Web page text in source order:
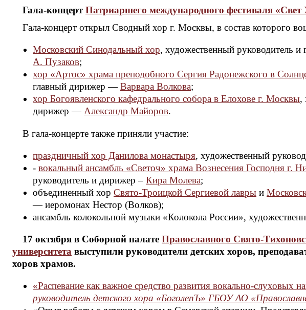
Гала-концертПатриаршего международного фестиваля «Свет
Гала-концерт открыл Сводный хор г. Москвы, в состав которого
Московский Cинодальный хор, художественный руководитель
А. Пузаков;
хор «Артос» храма преподобного Сергия Радонежского в
главный дирижер —Варвара Волкова;
хор Богоявленского кафедрального собора в Елохове г. Москвы,
дирижер —Александр Майоров.
В гала-концерте также приняли участие:
праздничный хор Данилова монастыря, художественный
- вокальный ансамбль «Светоч» храма Вознесения Господня г.
руководитель и дирижер – Кира Молева;
объединенный хор Свято-Троицкой Сергиевой лавры и
— иеромонах Нестор (Волков);
ансамбль колокольной музыки «Колокола России»,
17 октября в Соборной палате Православного Свято-
университета выступили руководители детских хоров,
хоров храмов.
«Распевание как важное средство развития вокально-слуховых
руководитель детского хора «БоголепЪ» ГБОУ АО